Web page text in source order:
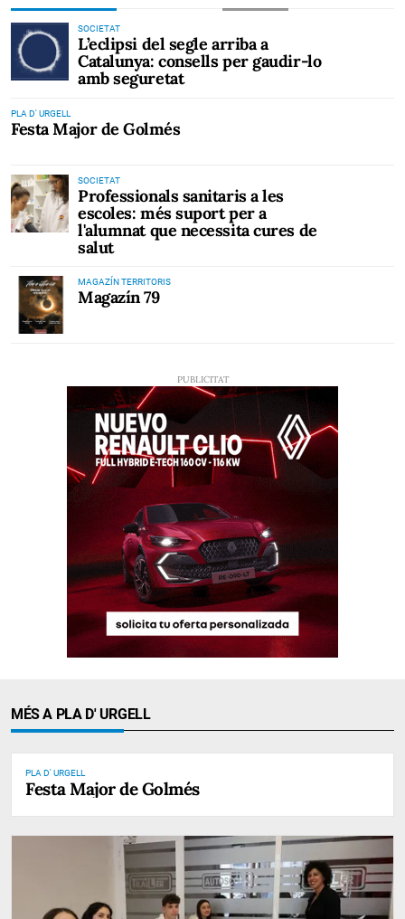
SOCIETAT
L’eclipsi del segle arriba a
Catalunya: consells per gaudir-lo
amb seguretat
PLA D' URGELL
Festa Major de Golmés
SOCIETAT
Professionals sanitaris a les
escoles: més suport per a
l'alumnat que necessita cures de
salut
MAGAZÍN TERRITORIS
Magazín 79
MÉS A PLA D' URGELL
PLA D' URGELL
Festa Major de Golmés